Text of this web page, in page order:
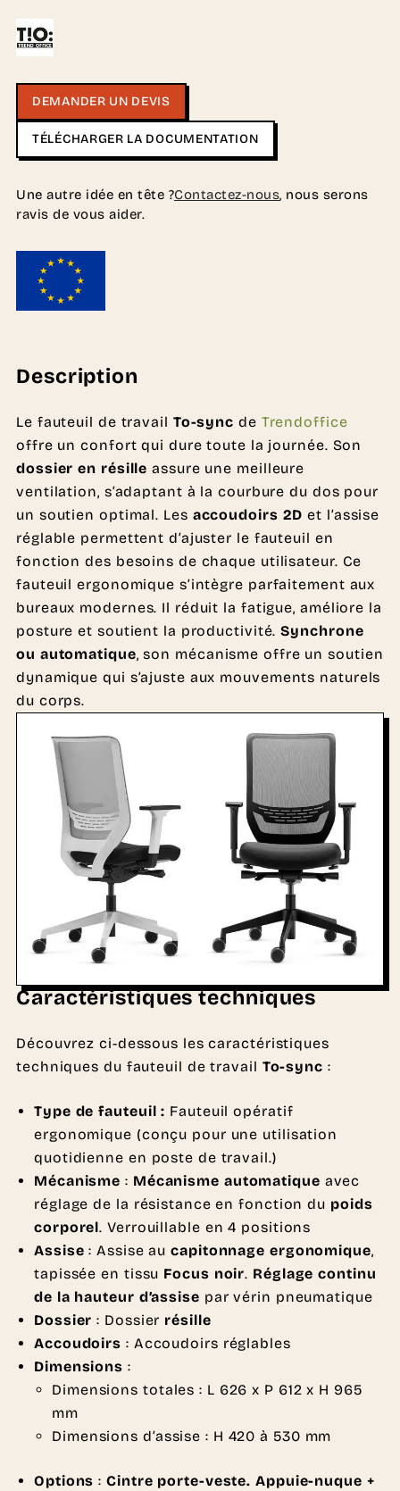
DEMANDER UN DEVIS
TÉLÉCHARGER LA DOCUMENTATION
Une autre idée en tête ?Contactez-nous, nous serons
ravis de vous aider.
Description
Le fauteuil de travail To-sync de Trendoffice
offre un confort qui dure toute la journée. Son
dossier en résille assure une meilleure
ventilation, s’adaptant à la courbure du dos pour
un soutien optimal. Les accoudoirs 2D et l’assise
réglable permettent d’ajuster le fauteuil en
fonction des besoins de chaque utilisateur. Ce
fauteuil ergonomique s’intègre parfaitement aux
bureaux modernes. Il réduit la fatigue, améliore la
posture et soutient la productivité.Synchrone
ou automatique, son mécanisme offre un soutien
dynamique qui s’ajuste aux mouvements naturels
du corps.
Caractéristiques techniques
Découvrez ci-dessous les caractéristiques
techniques du fauteuil de travail To-sync :
Type de fauteuil : Fauteuil opératif
ergonomique (conçu pour une utilisation
quotidienne en poste de travail.)
Mécanisme : Mécanisme automatique avec
réglage de la résistance en fonction du poids
corporel. Verrouillable en 4 positions
Assise : Assise aucapitonnage ergonomique,
tapissée en tissu Focus noir. Réglage continu
de la hauteur d’assise par vérin pneumatique
Dossier : Dossier résille
Accoudoirs : Accoudoirs réglables
Dimensions :
Dimensions totales : L 626 x P 612 x H 965
mm
Dimensions d’assise : H 420 à 530 mm
Options :Cintre porte-veste.Appuie-nuque +